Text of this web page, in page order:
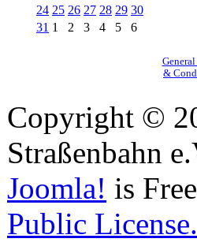
24 25 26 27 28 29 30
31 1 2 3 4 5 6
General
&
Copyright ©
Straßenbahn
Joomla! is
Public License.